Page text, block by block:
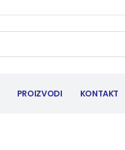
PROIZVODI KONTAKT